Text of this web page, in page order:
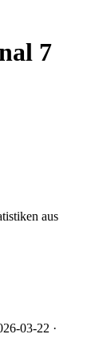
7
aus
03-22 ·